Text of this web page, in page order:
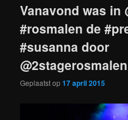
Vanavond was in
#rosmalen de
#susanna door
Geplaatst op17 april 2015